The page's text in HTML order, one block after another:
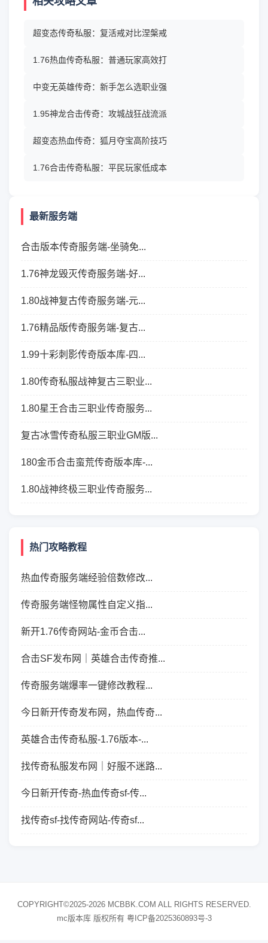
超变态传奇私服：复活戒对比涅槃戒
1.76热血传奇私服：普通玩家高效打
中变无英雄传奇：新手怎么选职业强
1.95神龙合击传奇：攻城战狂战流派
超变态热血传奇：狐月夺宝高阶技巧
1.76合击传奇私服：平民玩家低成本
最新服务端
合击版本传奇服务端-坐骑免...
1.76神龙毁灭传奇服务端-好...
1.80战神复古传奇服务端-元...
1.76精品版传奇服务端-复古...
1.99十彩刺影传奇版本库-四...
1.80传奇私服战神复古三职业...
1.80星王合击三职业传奇服务...
复古冰雪传奇私服三职业GM版...
180金币合击蛮荒传奇版本库-...
1.80战神终极三职业传奇服务...
热门攻略教程
热血传奇服务端经验倍数修改...
传奇服务端怪物属性自定义指...
新开1.76传奇网站-金币合击...
合击SF发布网｜英雄合击传奇推...
传奇服务端爆率一键修改教程...
今日新开传奇发布网，热血传奇...
英雄合击传奇私服-1.76版本-...
找传奇私服发布网｜好服不迷路...
今日新开传奇-热血传奇sf-传...
找传奇sf-找传奇网站-传奇sf...
COPYRIGHT©2025-2026 MCBBK.COM ALL RIGHTS RESERVED.
mc版本库 版权所有 粤ICP备2025360893号-3